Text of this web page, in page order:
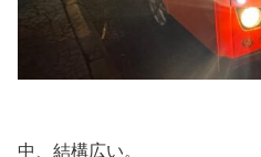
中、結構広い。